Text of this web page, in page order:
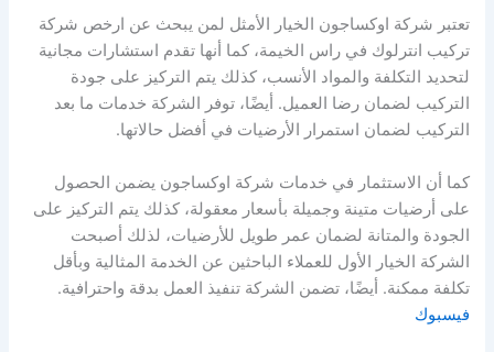
تعتبر شركة اوكساجون الخيار الأمثل لمن يبحث عن ارخص شركة
تركيب انترلوك في راس الخيمة، كما أنها تقدم استشارات مجانية
لتحديد التكلفة والمواد الأنسب، كذلك يتم التركيز على جودة
التركيب لضمان رضا العميل. أيضًا، توفر الشركة خدمات ما بعد
التركيب لضمان استمرار الأرضيات في أفضل حالاتها.
كما أن الاستثمار في خدمات شركة اوكساجون يضمن الحصول
على أرضيات متينة وجميلة بأسعار معقولة، كذلك يتم التركيز على
الجودة والمتانة لضمان عمر طويل للأرضيات، لذلك أصبحت
الشركة الخيار الأول للعملاء الباحثين عن الخدمة المثالية وبأقل
تكلفة ممكنة. أيضًا، تضمن الشركة تنفيذ العمل بدقة واحترافية.
فيسبوك